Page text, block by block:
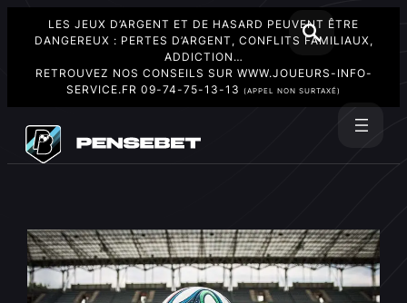
LES JEUX D’ARGENT ET DE HASARD PEUVENT ÊTRE
DANGEREUX : PERTES D’ARGENT, CONFLITS FAMILIAUX,
ADDICTION…
RETROUVEZ NOS CONSEILS SUR WWW.JOUEURS-INFO-
SERVICE.FR 09-74-75-13-13 (APPEL NON SURTAXÉ)
contenu